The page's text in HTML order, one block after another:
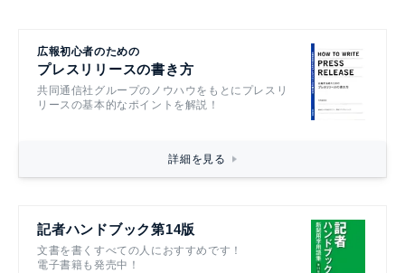
広報初心者のための
プレスリリースの書き方
共同通信社グループのノウハウをもとにプレスリ
リースの基本的なポイントを解説！
詳細を見る
記者ハンドブック第14版
文書を書くすべての人におすすめです！
電子書籍も発売中！